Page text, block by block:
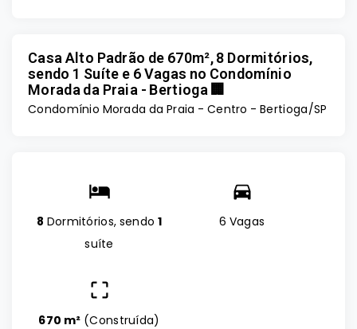
Casa Alto Padrão de 670m², 8 Dormitórios,
sendo 1 Suíte e 6 Vagas no Condomínio
Morada da Praia - Bertioga 🏢
Condomínio Morada da Praia - Centro - Bertioga/SP
8 Dormitórios, sendo 1
suíte
6 Vagas
670 m² (Construída)